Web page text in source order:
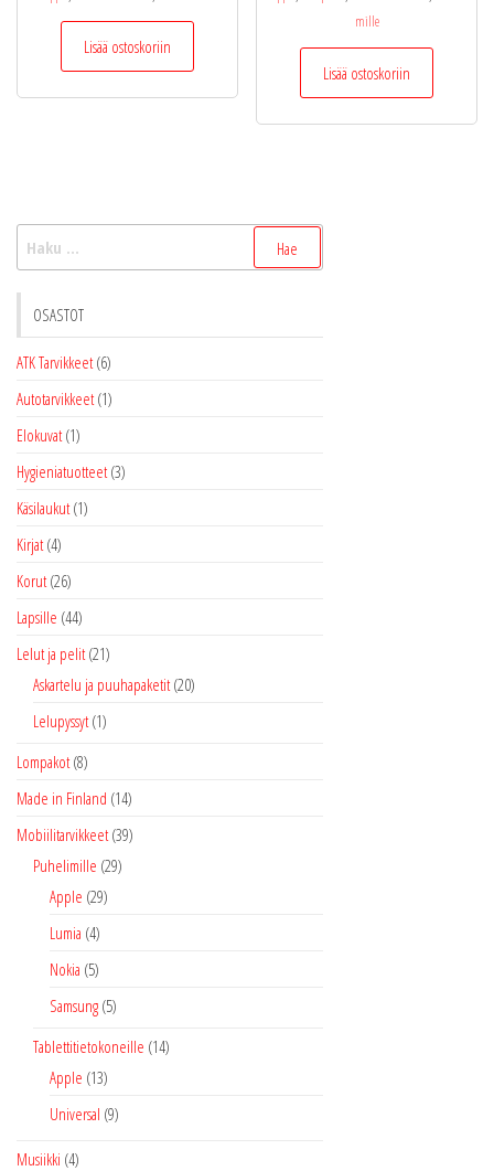
Lisää ostoskoriin
mille
Lisää ostoskoriin
OSASTOT
ATK Tarvikkeet (6)
Autotarvikkeet (1)
Elokuvat (1)
Hygieniatuotteet (3)
Käsilaukut (1)
Kirjat (4)
Korut (26)
Lapsille (44)
Lelut ja pelit (21)
Askartelu ja puuhapaketit (20)
Lelupyssyt (1)
Lompakot (8)
Made in Finland (14)
Mobiilitarvikkeet (39)
Puhelimille (29)
Apple (29)
Lumia (4)
Nokia (5)
Samsung (5)
Tablettitietokoneille (14)
Apple (13)
Universal (9)
Musiikki (4)